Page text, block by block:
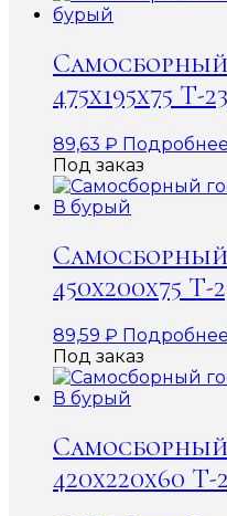
475х195х75 Т-
89,63 ₽ Подробнее
Под заказ
450х200х75 Т-
89,59 ₽ Подробнее
Под заказ
420х220х60